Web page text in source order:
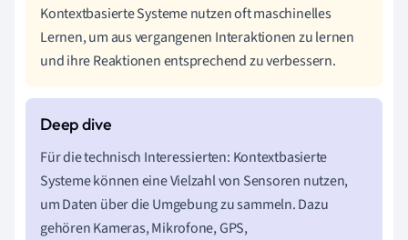
Kontextbasierte Systeme nutzen oft maschinelles
Lernen, um aus vergangenen Interaktionen zu lernen
und ihre Reaktionen entsprechend zu verbessern.
Für die technisch Interessierten: Kontextbasierte
Systeme können eine Vielzahl von Sensoren nutzen,
um Daten über die Umgebung zu sammeln. Dazu
gehören Kameras, Mikrofone, GPS,